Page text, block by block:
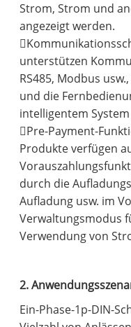
Strom, Strom und
angezeigt werden.
unterstützen
RS485, Modbus
und die
intelligentem
Pre-Payment-
Produkte verfügen
durch die
Aufladung usw. im
Verwaltungsmodus
Verwendung von
2.
Ein-Phase-1p-DIN-